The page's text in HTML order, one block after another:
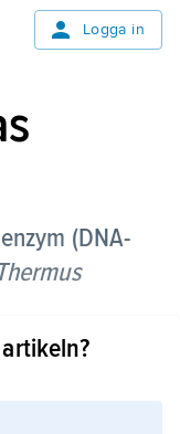
Logga in
enzym (DNA-
Thermus
polymeras